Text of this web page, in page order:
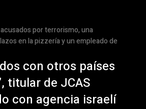
por terrorismo, una
en la pizzería y un empleado de
con otros países
titular de JCAS
con agencia israelí